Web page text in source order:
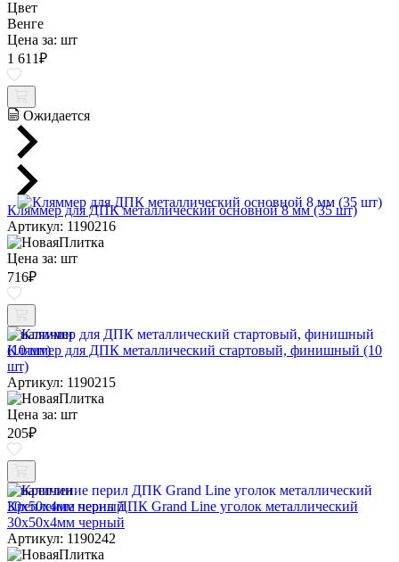
Цвет
Венге
Цена за: шт
1 611₽
Ожидается
Кляммер для ДПК металлический основной 8 мм (35 шт)
Артикул: 1190216
Цена за: шт
716₽
В наличии
Кляммер для ДПК металлический стартовый, финишный (10
шт)
Артикул: 1190215
Цена за: шт
205₽
В наличии
Крепление перил ДПК Grand Line уголок металлический
30х50х4мм черный
Артикул: 1190242